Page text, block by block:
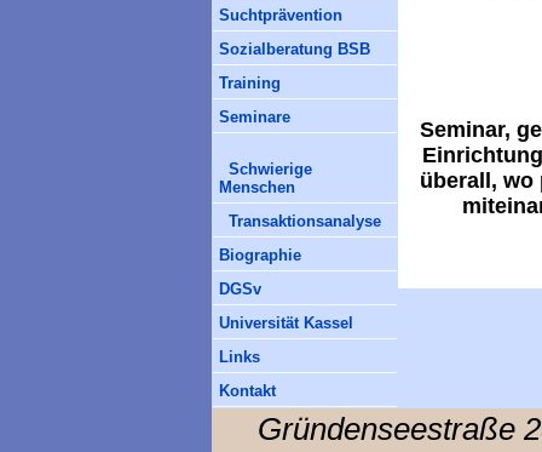
Suchtprävention
Sozialberatung BSB
Training
Seminare
Schwierige
Menschen
Transaktionsanalyse
Biographie
DGSv
Universität Kassel
Links
Kontakt
Seminar,
überall, wo
Gründenseestraße